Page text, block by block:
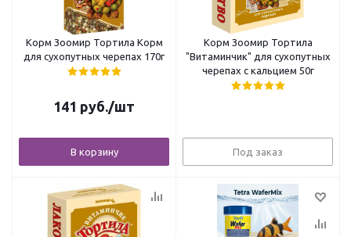
Корм Зоомир Тортила Корм
для сухопутных черепах 170г
141 руб./шт
В корзину
Корм Зоомир Тортила
"Витаминчик" для сухопутных
черепах с кальцием 50г
Под заказ